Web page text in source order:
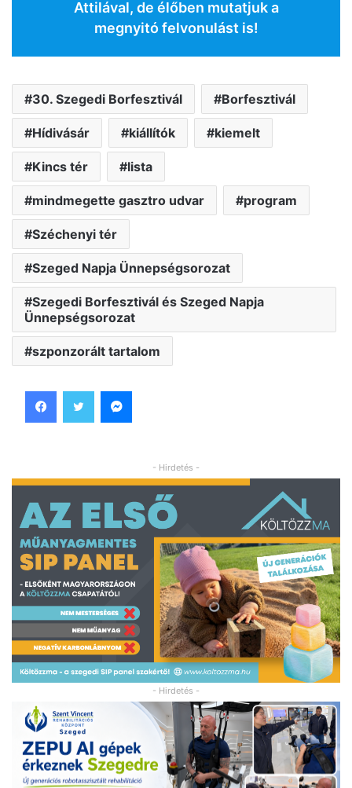
Attilával, de élőben mutatjuk a
megnyitó felvonulást is!
30. Szegedi Borfesztivál Borfesztivál
Hídivásár kiállítók kiemelt
Kincs tér lista
mindmegette gasztro udvar program
Széchenyi tér
Szeged Napja Ünnepségsorozat
Szegedi Borfesztivál és Szeged Napja
Ünnepségsorozat
szponzorált tartalom
- Hirdetés -
- Hirdetés -